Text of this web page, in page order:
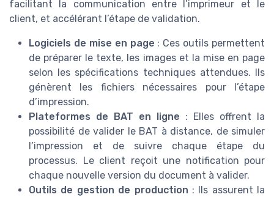
facilitant la communication entre l’imprimeur et le
client, et accélérant l’étape de validation.
Logiciels de mise en page : Ces outils permettent
de préparer le texte, les images et la mise en page
selon les spécifications techniques attendues. Ils
génèrent les fichiers nécessaires pour l’étape
d’impression.
Plateformes de BAT en ligne : Elles offrent la
possibilité de valider le BAT à distance, de simuler
l’impression et de suivre chaque étape du
processus. Le client reçoit une notification pour
chaque nouvelle version du document à valider.
Outils de gestion de production : Ils assurent la